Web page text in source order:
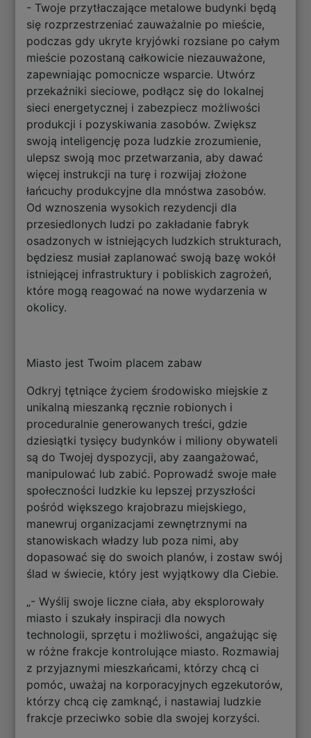
- Twoje przytłaczające metalowe budynki będą
się rozprzestrzeniać zauważalnie po mieście,
podczas gdy ukryte kryjówki rozsiane po całym
mieście pozostaną całkowicie niezauważone,
zapewniając pomocnicze wsparcie. Utwórz
przekaźniki sieciowe, podłącz się do lokalnej
sieci energetycznej i zabezpiecz możliwości
produkcji i pozyskiwania zasobów. Zwiększ
swoją inteligencję poza ludzkie zrozumienie,
ulepsz swoją moc przetwarzania, aby dawać
więcej instrukcji na turę i rozwijaj złożone
łańcuchy produkcyjne dla mnóstwa zasobów.
Od wznoszenia wysokich rezydencji dla
przesiedlonych ludzi po zakładanie fabryk
osadzonych w istniejących ludzkich strukturach,
będziesz musiał zaplanować swoją bazę wokół
istniejącej infrastruktury i pobliskich zagrożeń,
które mogą reagować na nowe wydarzenia w
okolicy.
Miasto jest Twoim placem zabaw
Odkryj tętniące życiem środowisko miejskie z
unikalną mieszanką ręcznie robionych i
proceduralnie generowanych treści, gdzie
dziesiątki tysięcy budynków i miliony obywateli
są do Twojej dyspozycji, aby zaangażować,
manipulować lub zabić. Poprowadź swoje małe
społeczności ludzkie ku lepszej przyszłości
pośród większego krajobrazu miejskiego,
manewruj organizacjami zewnętrznymi na
stanowiskach władzy lub poza nimi, aby
dopasować się do swoich planów, i zostaw swój
ślad w świecie, który jest wyjątkowy dla Ciebie.
„- Wyślij swoje liczne ciała, aby eksplorowały
miasto i szukały inspiracji dla nowych
technologii, sprzętu i możliwości, angażując się
w różne frakcje kontrolujące miasto. Rozmawiaj
z przyjaznymi mieszkańcami, którzy chcą ci
pomóc, uważaj na korporacyjnych egzekutorów,
którzy chcą cię zamknąć, i nastawiaj ludzkie
frakcje przeciwko sobie dla swojej korzyści.